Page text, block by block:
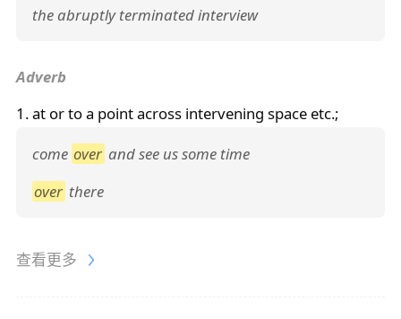
the abruptly terminated interview
Adverb
1. at or to a point across intervening space etc.;
come over and see us some time
over there
查看更多